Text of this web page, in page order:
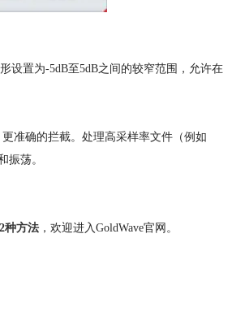
设置为-5dB至5dB之间的较窄范围，允许在
准确的拦截。处理高采样率文件（例如
振荡。
种方法 ，欢迎进入GoldWave官网。